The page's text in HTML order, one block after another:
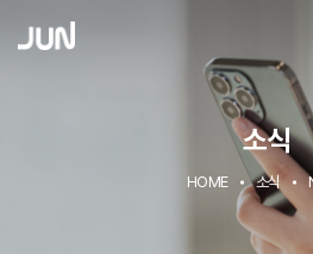
소식
HOME 소식